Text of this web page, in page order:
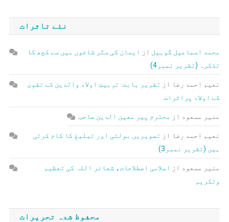
نئے تاثرات
محمد اسماعیل گوہیل از
ایمان کی ستّر شاخوں میں سے کچھ کا
تذکرہ (تقریر نمبر4)
نعیم احمد رضا از تقریر بابت تربیتِ اولاد والدین کے تقویٰ
کے اولاد پراثرات
منیر مسعود از محترم پیر معین الدین صاحب
نعیم احمد رضا از تصویریں بولتی اور تبلیغ کا کام کرتی
ہیں (تقریر نمبر3)
منیر مسعود از
اسلامی اصطلاحات، شعائر اللہ کی تعظیم
وتکریم
محفوظ شدہ تحریرات